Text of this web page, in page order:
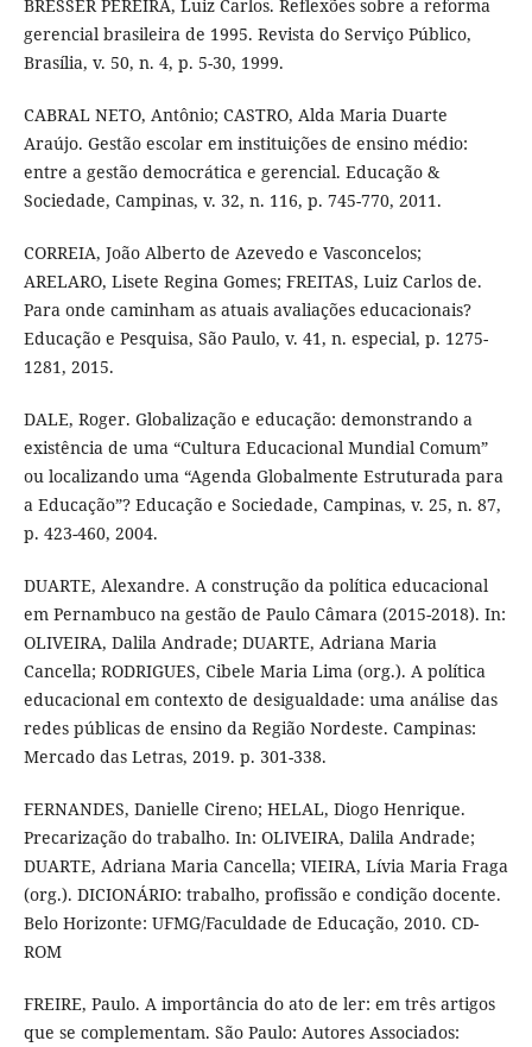
BRESSER PEREIRA, Luiz Carlos. Reflexões sobre a reforma
gerencial brasileira de 1995. Revista do Serviço Público,
Brasília, v. 50, n. 4, p. 5-30, 1999.
CABRAL NETO, Antônio; CASTRO, Alda Maria Duarte
Araújo. Gestão escolar em instituições de ensino médio:
entre a gestão democrática e gerencial. Educação &
Sociedade, Campinas, v. 32, n. 116, p. 745-770, 2011.
CORREIA, João Alberto de Azevedo e Vasconcelos;
ARELARO, Lisete Regina Gomes; FREITAS, Luiz Carlos de.
Para onde caminham as atuais avaliações educacionais?
Educação e Pesquisa, São Paulo, v. 41, n. especial, p. 1275-
1281, 2015.
DALE, Roger. Globalização e educação: demonstrando a
existência de uma “Cultura Educacional Mundial Comum”
ou localizando uma “Agenda Globalmente Estruturada para
a Educação”? Educação e Sociedade, Campinas, v. 25, n. 87,
p. 423-460, 2004.
DUARTE, Alexandre. A construção da política educacional
em Pernambuco na gestão de Paulo Câmara (2015-2018). In:
OLIVEIRA, Dalila Andrade; DUARTE, Adriana Maria
Cancella; RODRIGUES, Cibele Maria Lima (org.). A política
educacional em contexto de desigualdade: uma análise das
redes públicas de ensino da Região Nordeste. Campinas:
Mercado das Letras, 2019. p. 301-338.
FERNANDES, Danielle Cireno; HELAL, Diogo Henrique.
Precarização do trabalho. In: OLIVEIRA, Dalila Andrade;
DUARTE, Adriana Maria Cancella; VIEIRA, Lívia Maria Fraga
(org.). DICIONÁRIO: trabalho, profissão e condição docente.
Belo Horizonte: UFMG/Faculdade de Educação, 2010. CD-
ROM
FREIRE, Paulo. A importância do ato de ler: em três artigos
que se complementam. São Paulo: Autores Associados: